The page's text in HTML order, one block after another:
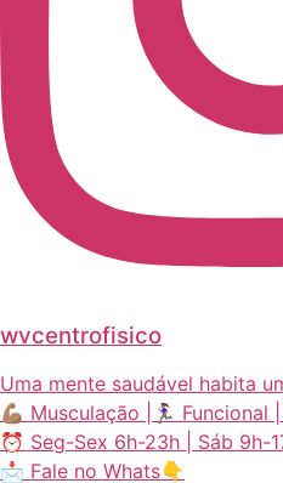
wvcentrofisico
Uma mente saudável habita
💪🏽 Musculação |🏃🏽‍♀️
⏰ Seg-Sex 6h-23h | Sáb 9h-
📩 Fale no Whats👇